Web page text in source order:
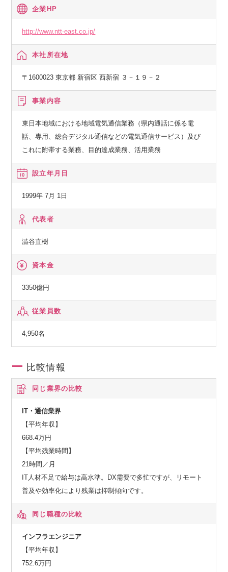
企業HP
http://www.ntt-east.co.jp/
本社所在地
〒1600023 東京都 新宿区 西新宿 ３－１９－２
事業内容
東日本地域における地域電気通信業務（県内通話に係る電
話、専用、総合デジタル通信などの電気通信サービス）及び
これに附帯する業務、目的達成業務、活用業務
設立年月日
1999年 7月 1日
代表者
澁谷直樹
資本金
3350億円
従業員数
4,950名
比較情報
同じ業界の比較
IT・通信業界
【平均年収】
668.4万円
【平均残業時間】
21時間／月
IT人材不足で給与は高水準。DX需要で多忙ですが、リモート
普及や効率化により残業は抑制傾向です。
同じ職種の比較
インフラエンジニア
【平均年収】
752.6万円